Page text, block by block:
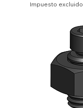
Impuesto excluido